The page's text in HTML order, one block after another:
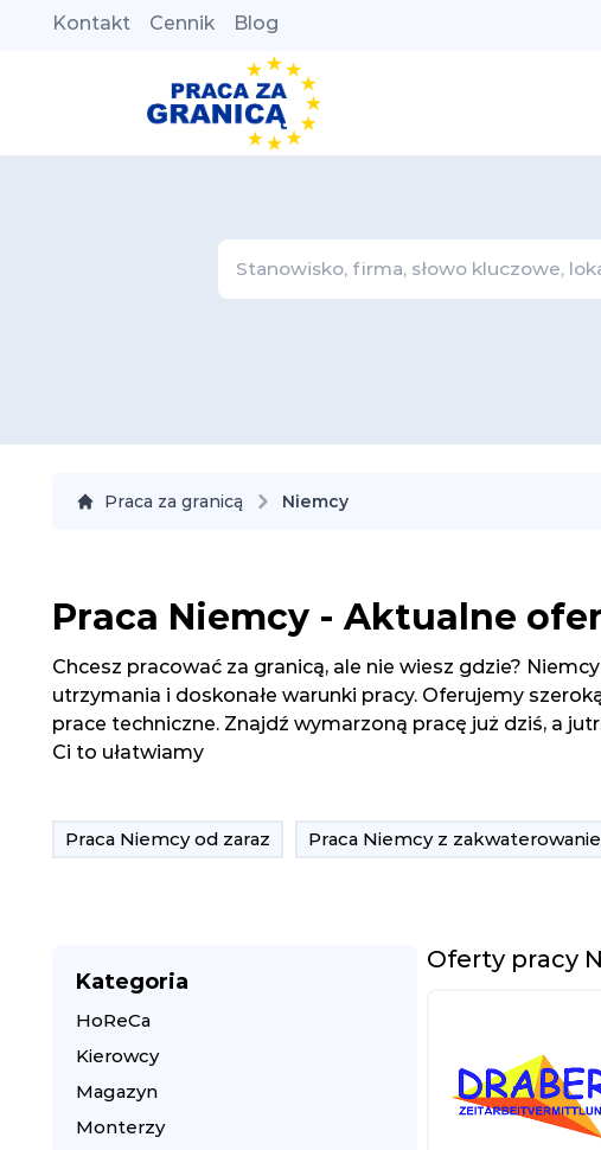
Kontakt Cennik Blog
Praca za granicą Niemcy
Praca Niemcy - Aktualne
Chcesz pracować za granicą, ale nie wiesz gdzie?
utrzymania i doskonałe warunki pracy. Oferujemy
prace techniczne. Znajdź wymarzoną pracę już dziś, a
Ci to ułatwiamy
Praca Niemcy od zaraz Praca Niemcy z
Kategoria
HoReCa
Kierowcy
Magazyn
Monterzy
Oferty pracy